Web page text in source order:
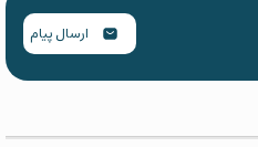
ارسال پیام